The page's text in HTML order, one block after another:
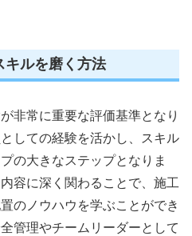
キルを磨く方法
非常に重要な評価基準となり
しての経験を活かし、スキル
の大きなステップとなりま
容に深く関わることで、施工
のノウハウを学ぶことができ
管理やチームリーダーとして